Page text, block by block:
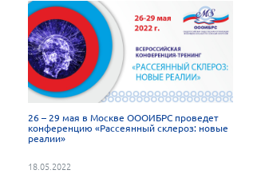
26 – 29 мая в Москве ОООИБРС проведет
конференцию «Рассеянный склероз: новые
реалии»
18.05.2022